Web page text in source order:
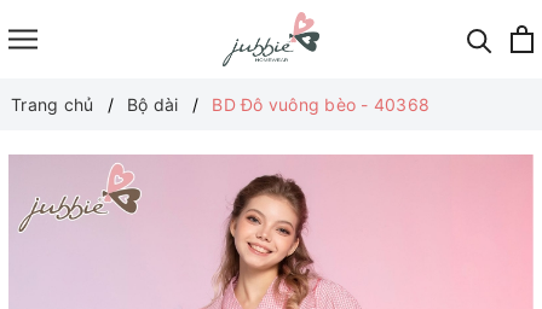
Trang chủ Bộ dài BD Đô vuông bèo - 40368